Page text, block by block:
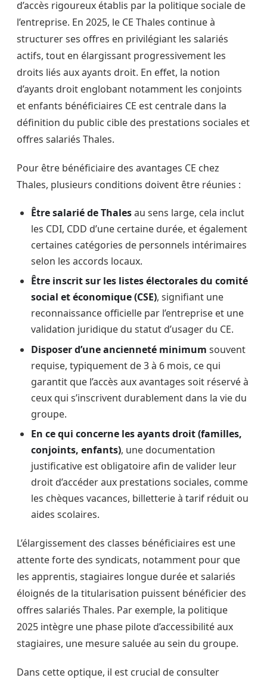
d’accès rigoureux établis par la politique sociale de
l’entreprise. En 2025, le CE Thales continue à
structurer ses offres en privilégiant les salariés
actifs, tout en élargissant progressivement les
droits liés aux ayants droit. En effet, la notion
d’ayants droit englobant notamment les conjoints
et enfants bénéficiaires CE est centrale dans la
définition du public cible des prestations sociales et
offres salariés Thales.
Pour être bénéficiaire des avantages CE chez
Thales, plusieurs conditions doivent être réunies :
Être salarié de Thalesau sens large, cela inclut
les CDI, CDD d’une certaine durée, et également
certaines catégories de personnels intérimaires
selon les accords locaux.
Être inscrit sur les listes électorales du comité
social et économique (CSE), signifiant une
reconnaissance officielle par l’entreprise et une
validation juridique du statut d’usager du CE.
Disposer d’une ancienneté minimum souvent
requise, typiquement de 3 à 6 mois, ce qui
garantit que l’accès aux avantages soit réservé à
ceux qui s’inscrivent durablement dans la vie du
groupe.
En ce qui concerne les ayants droit (familles,
conjoints, enfants), une documentation
justificative est obligatoire afin de valider leur
droit d’accéder aux prestations sociales, comme
les chèques vacances, billetterie à tarif réduit ou
aides scolaires.
L’élargissement des classes bénéficiaires est une
attente forte des syndicats, notamment pour que
les apprentis, stagiaires longue durée et salariés
éloignés de la titularisation puissent bénéficier des
offres salariés Thales. Par exemple, la politique
2025 intègre une phase pilote d’accessibilité aux
stagiaires, une mesure saluée au sein du groupe.
Dans cette optique, il est crucial de consulter